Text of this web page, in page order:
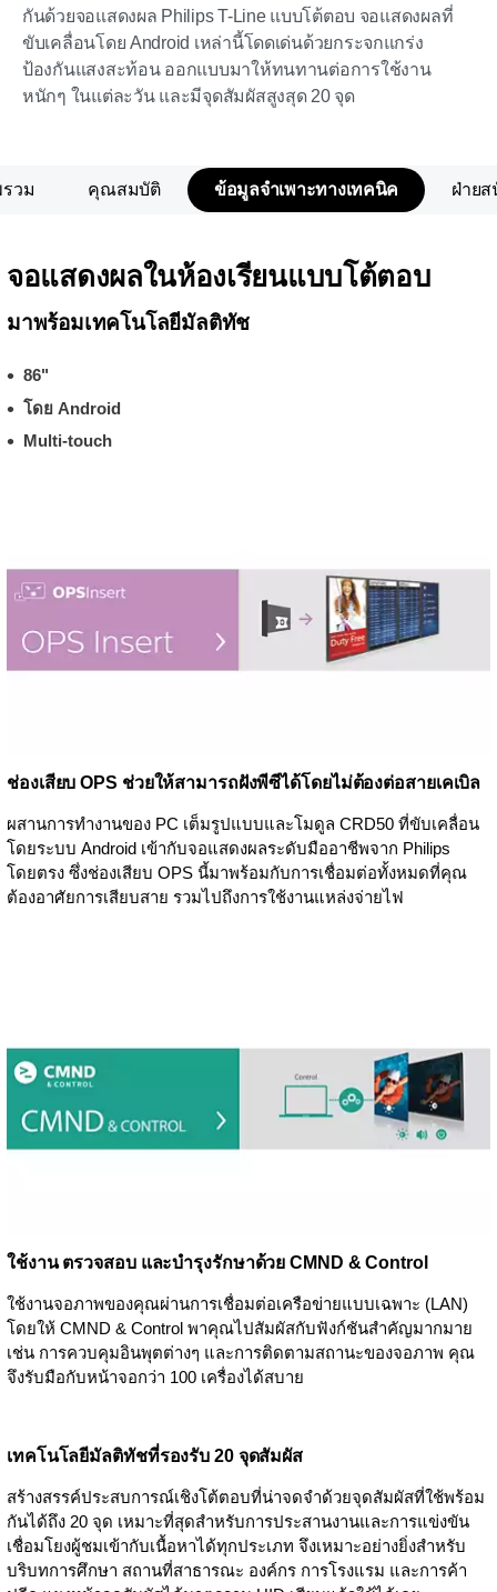
กันด้วยจอแสดงผล Philips T-Line แบบโต้ตอบ จอแสดงผลที่
ขับเคลื่อนโดย Android เหล่านี้โดดเด่นด้วยกระจกแกร่ง
ป้องกันแสงสะท้อน ออกแบบมาให้ทนทานต่อการใช้งาน
หนักๆ ในแต่ละวัน และมีจุดสัมผัสสูงสุด 20 จุด
วม คุณสมบัติ ข้อมูลจำเพาะทางเทคนิค ฝ่าย
จอแสดงผลในห้องเรียนแบบโต้ตอบ
มาพร้อมเทคโนโลยีมัลติทัช
86"
โดย Android
Multi-touch
ช่องเสียบ OPS ช่วยให้สามารถฝังพีซีได้โดยไม่ต้องต่อสายเคเบิล
ผสานการทำงานของ PC เต็มรูปแบบและโมดูล CRD50 ที่ขับเคลื่อน
โดยระบบ Android เข้ากับจอแสดงผลระดับมืออาชีพจาก Philips
โดยตรง ซึ่งช่องเสียบ OPS นี้มาพร้อมกับการเชื่อมต่อทั้งหมดที่คุณ
ต้องอาศัยการเสียบสาย รวมไปถึงการใช้งานแหล่งจ่ายไฟ
ใช้งาน ตรวจสอบ และบำรุงรักษาด้วย CMND & Control
ใช้งานจอภาพของคุณผ่านการเชื่อมต่อเครือข่ายแบบเฉพาะ (LAN)
โดยให้ CMND & Control พาคุณไปสัมผัสกับฟังก์ชันสำคัญมากมาย
เช่น การควบคุมอินพุตต่างๆ และการติดตามสถานะของจอภาพ คุณ
จึงรับมือกับหน้าจอกว่า 100 เครื่องได้สบาย
เทคโนโลยีมัลติทัชที่รองรับ 20 จุดสัมผัส
สร้างสรรค์ประสบการณ์เชิงโต้ตอบที่น่าจดจำด้วยจุดสัมผัสที่ใช้พร้อม
กันได้ถึง 20 จุด เหมาะที่สุดสำหรับการประสานงานและการแข่งขัน
เชื่อมโยงผู้ชมเข้ากับเนื้อหาได้ทุกประเภท จึงเหมาะอย่างยิ่งสำหรับ
บริบทการศึกษา สถานที่สาธารณะ องค์กร การโรงแรม และการค้า